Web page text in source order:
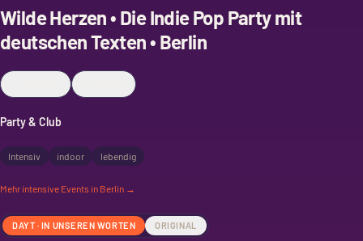
Wilde Herzen • Die Indie Pop Party mit
deutschen Texten • Berlin
Party & Club
Intensiv indoor lebendig
Mehr intensive Events in Berlin →
DAYT · IN UNSEREN WORTEN ORIGINAL